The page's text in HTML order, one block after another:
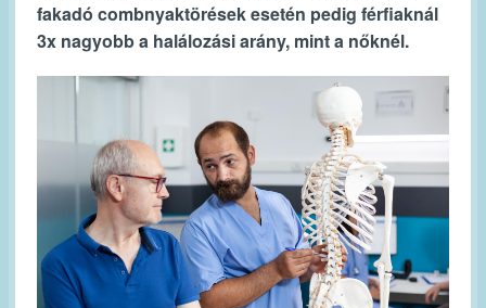
fakadó combnyaktörések esetén pedig férfiaknál
3x nagyobb a halálozási arány, mint a nőknél.